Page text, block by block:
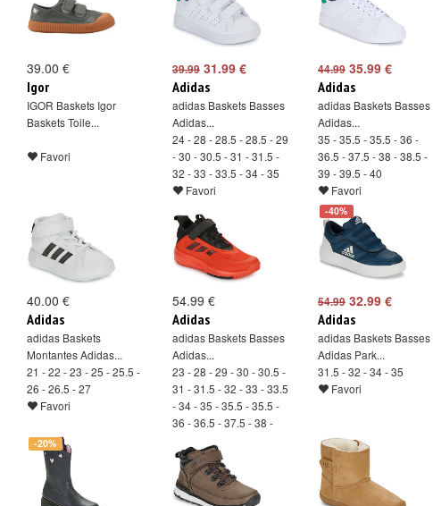
39.00 €
Igor
IGOR Baskets Igor
Baskets Toile...
Favori
39.99 31.99 €
Adidas
adidas Baskets Basses
Adidas...
24 - 28 - 28.5 - 28.5 - 29
- 30 - 30.5 - 31 - 31.5 -
32 - 33 - 33.5 - 34 - 35
Favori
44.99 35.99 €
Adidas
adidas Baskets Basses
Adidas...
35 - 35.5 - 35.5 - 36 -
36.5 - 37.5 - 38 - 38.5 -
39 - 39.5 - 40
Favori
40.00 €
Adidas
adidas Baskets
Montantes Adidas...
21 - 22 - 23 - 25 - 25.5 -
26 - 26.5 - 27
Favori
54.99 €
Adidas
adidas Baskets Basses
Adidas...
23 - 28 - 29 - 30 - 30.5 -
31 - 31.5 - 32 - 33 - 33.5
- 34 - 35 - 35.5 - 35.5 -
36 - 36.5 - 37.5 - 38 -
Favori
-40%
54.99 32.99 €
Adidas
adidas Baskets Basses
Adidas Park...
31.5 - 32 - 34 - 35
Favori
-20%